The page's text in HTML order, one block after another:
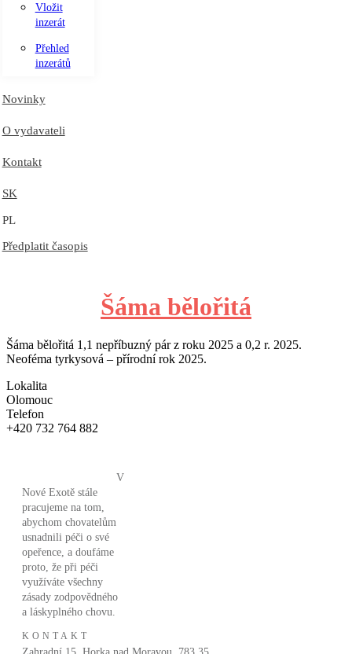
Vložit
inzerát
Přehled
inzerátů
Novinky
O vydavateli
Kontakt
SK
PL
Předplatit časopis
Šáma bělořitá
Šáma bělořitá 1,1 nepříbuzný pár z roku 2025 a 0,2 r. 2025.
Neoféma tyrkysová – přírodní rok 2025.
Lokalita
Olomouc
Telefon
+420 732 764 882
V
Nové Exotě stále
pracujeme na tom,
abychom chovatelům
usnadnili péči o své
opeřence, a doufáme
proto, že při péči
využíváte všechny
zásady zodpovědného
a láskyplného chovu.
KONTAKT